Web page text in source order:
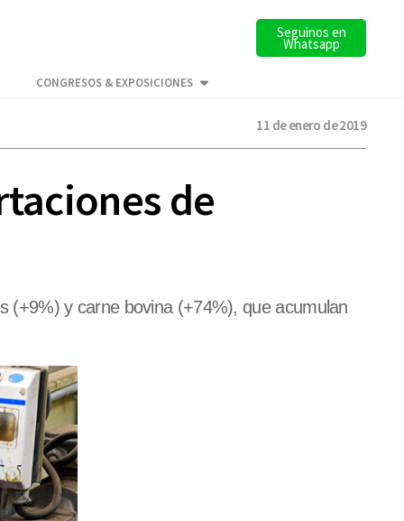
Seguinos en
Whatsapp
CONGRESOS & EXPOSICIONES
11 de enero de 2019
de
(+9%) y carne bovina (+74%), que acumulan